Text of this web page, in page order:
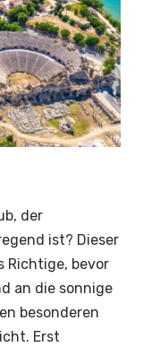
der
ist? Dieser
Richtige, bevor
an die sonnige
besonderen
Erst